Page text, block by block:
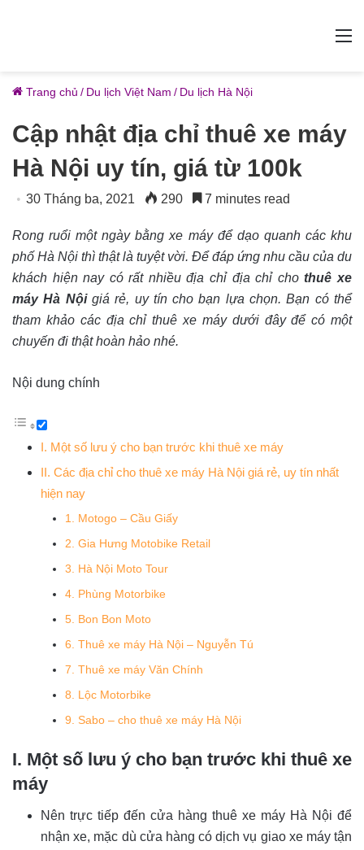
Trang chủ / Du lịch Việt Nam / Du lịch Hà Nội
Cập nhật địa chỉ thuê xe máy
Hà Nội uy tín, giá từ 100k
30 Tháng ba, 2021 290 7 minutes read
Rong ruổi một ngày bằng xe máy để dạo quanh các khu
phố Hà Nội thì thật là tuyệt vời. Để đáp ứng nhu cầu của du
khách hiện nay có rất nhiều địa chỉ địa chỉ chothuê xe
máy Hà Nộigiá rẻ, uy tín cho bạn lựa chọn. Bạn có thể
tham khảo các địa chỉ thuê xe máy dưới đây để có một
chuyến đi thật hoàn hảo nhé.
Nội dung chính
I. Một số lưu ý cho bạn trước khi thuê xe máy
II. Các địa chỉ cho thuê xe máy Hà Nội giá rẻ, uy tín nhất
hiện nay
1. Motogo – Cầu Giấy
2. Gia Hưng Motobike Retail
3. Hà Nội Moto Tour
4. Phùng Motorbike
5. Bon Bon Moto
6. Thuê xe máy Hà Nội – Nguyễn Tú
7. Thuê xe máy Văn Chính
8. Lộc Motorbike
9. Sabo – cho thuê xe máy Hà Nội
I. Một số lưu ý cho bạn trước khi thuê xe
máy
Nên trực tiếp đến cửa hàng thuê xe máy Hà Nội để
nhận xe, mặc dù cửa hàng có dịch vụ giao xe máy tận